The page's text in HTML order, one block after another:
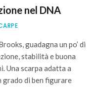
nel DNA
guadagna un po’ di
stabilità e buona
Una scarpa adatta a
grado di ben figurare